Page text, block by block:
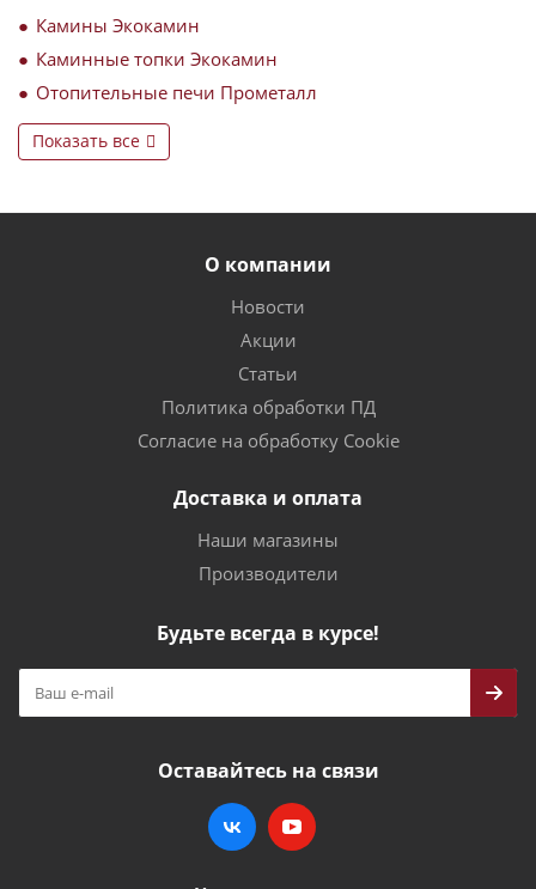
Камины Экокамин
Каминные топки Экокамин
Отопительные печи Прометалл
Показать все
О компании
Новости
Акции
Статьи
Политика обработки ПД
Согласие на обработку Cookie
Доставка и оплата
Наши магазины
Производители
Будьте всегда в курсе!
Оставайтесь на связи